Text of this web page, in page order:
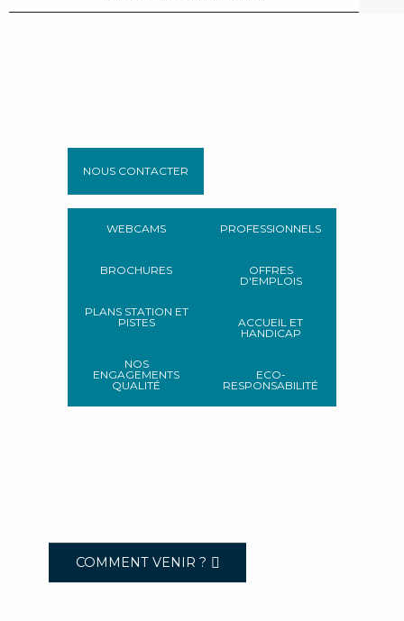
NOUS CONTACTER
WEBCAMS
BROCHURES
PLANS STATION ET
PISTES
NOS
ENGAGEMENTS
QUALITÉ
PROFESSIONNELS
OFFRES
D'EMPLOIS
ACCUEIL ET
HANDICAP
ECO-
RESPONSABILITÉ
COMMENT VENIR ?